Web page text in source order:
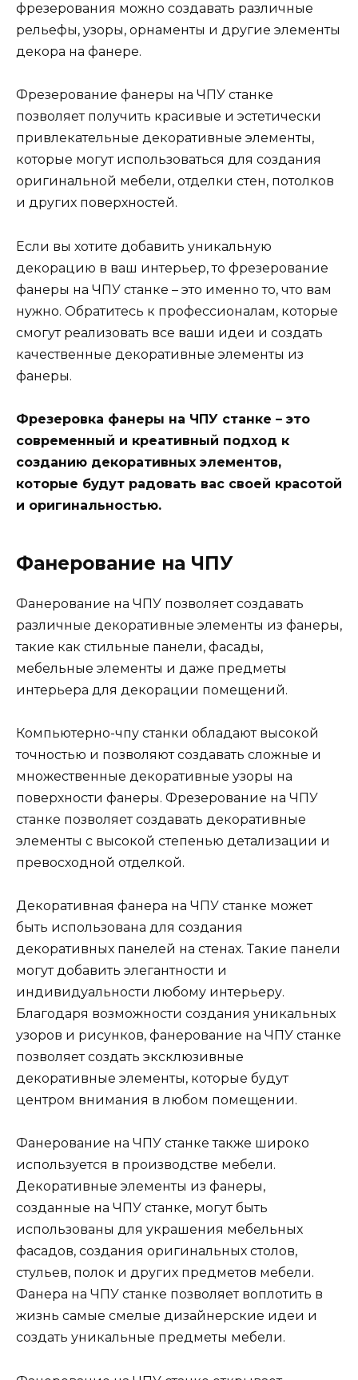
фрезерования можно создавать различные
рельефы, узоры, орнаменты и другие элементы
декора на фанере.
Фрезерование фанеры на ЧПУ станке
позволяет получить красивые и эстетически
привлекательные декоративные элементы,
которые могут использоваться для создания
оригинальной мебели, отделки стен, потолков
и других поверхностей.
Если вы хотите добавить уникальную
декорацию в ваш интерьер, то фрезерование
фанеры на ЧПУ станке – это именно то, что вам
нужно. Обратитесь к профессионалам, которые
смогут реализовать все ваши идеи и создать
качественные декоративные элементы из
фанеры.
Фрезеровка фанеры на ЧПУ станке – это
современный и креативный подход к
созданию декоративных элементов,
которые будут радовать вас своей красотой
и оригинальностью.
Фанерование на ЧПУ
Фанерование на ЧПУ позволяет создавать
различные декоративные элементы из фанеры,
такие как стильные панели, фасады,
мебельные элементы и даже предметы
интерьера для декорации помещений.
Компьютерно-чпу станки обладают высокой
точностью и позволяют создавать сложные и
множественные декоративные узоры на
поверхности фанеры. Фрезерование на ЧПУ
станке позволяет создавать декоративные
элементы с высокой степенью детализации и
превосходной отделкой.
Декоративная фанера на ЧПУ станке может
быть использована для создания
декоративных панелей на стенах. Такие панели
могут добавить элегантности и
индивидуальности любому интерьеру.
Благодаря возможности создания уникальных
узоров и рисунков, фанерование на ЧПУ станке
позволяет создать эксклюзивные
декоративные элементы, которые будут
центром внимания в любом помещении.
Фанерование на ЧПУ станке также широко
используется в производстве мебели.
Декоративные элементы из фанеры,
созданные на ЧПУ станке, могут быть
использованы для украшения мебельных
фасадов, создания оригинальных столов,
стульев, полок и других предметов мебели.
Фанера на ЧПУ станке позволяет воплотить в
жизнь самые смелые дизайнерские идеи и
создать уникальные предметы мебели.